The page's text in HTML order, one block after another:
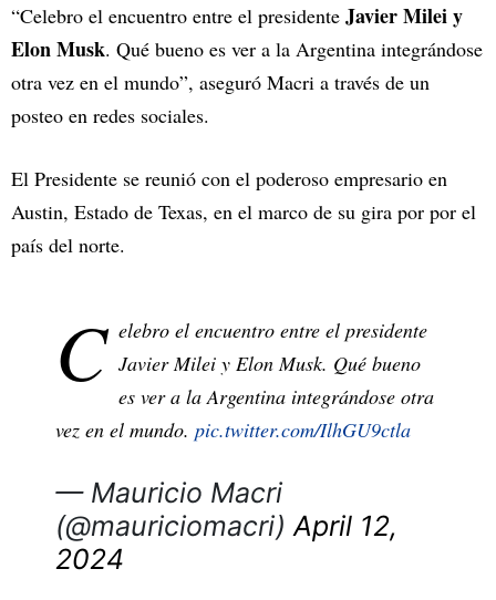
“Celebro el encuentro entre el presidente Javier Milei y
Elon Musk. Qué bueno es ver a la Argentina integrándose
otra vez en el mundo”, aseguró Macri a través de un
posteo en redes sociales.
El Presidente se reunió con el poderoso empresario en
Austin, Estado de Texas, en el marco de su gira por por el
país del norte.
C elebro el encuentro entre el presidente
Javier Milei y Elon Musk. Qué bueno
es ver a la Argentina integrándose otra
vez en el mundo. pic.twitter.com/IlhGU9ctla
— Mauricio Macri
(@mauriciomacri)April 12,
2024